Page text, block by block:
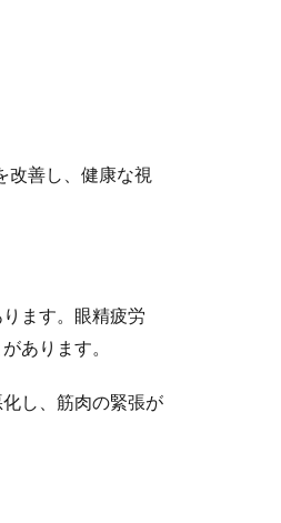
改善し、健康な視
ます。眼精疲労
あります。
し、筋肉の緊張が